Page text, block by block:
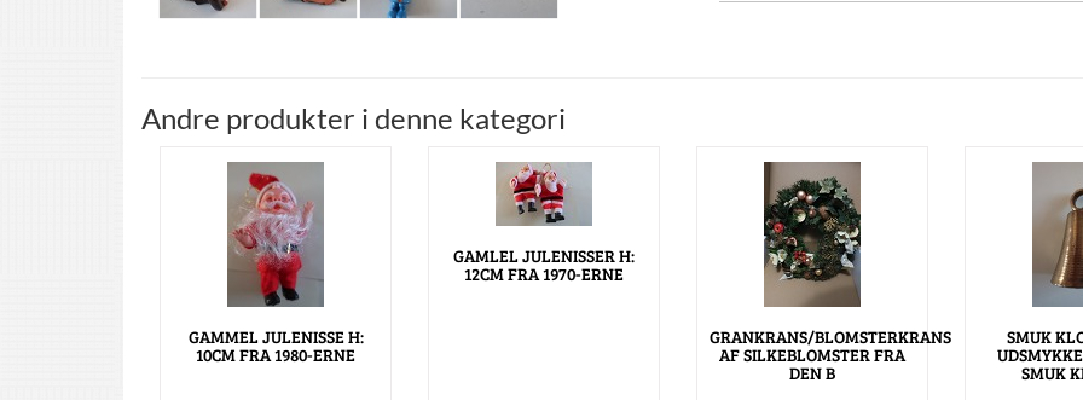
Andre produkter i denne kategori
GAMMEL JULENISSE H:
10CM FRA 1980-ERNE
GAMLEL JULENISSER H:
12CM FRA 1970-ERNE
GRANKRANS/BLOMSTERKRANS
AF SILKEBLOMSTER FRA
DEN B
SMUK
SMUK